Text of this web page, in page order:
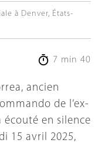
à Denver, États-
7 min 40
de l’ex-
écouté en silence
15 avril 2025,